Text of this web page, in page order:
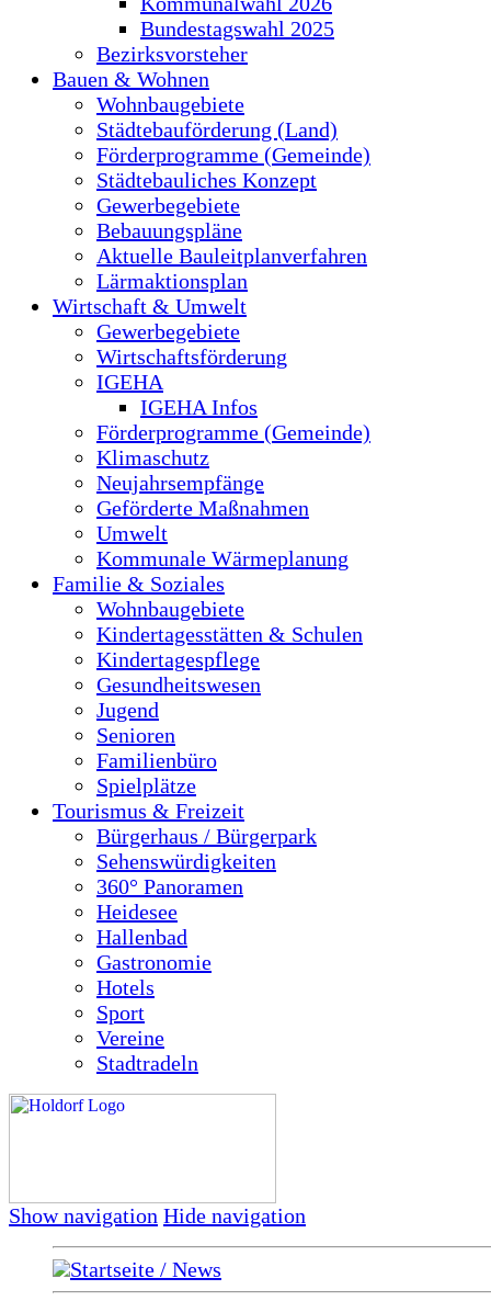
Bundestagswahl 2025
Bezirksvorsteher
Bauen & Wohnen
Wohnbaugebiete
Städtebauförderung (Land)
Förderprogramme (Gemeinde)
Städtebauliches Konzept
Gewerbegebiete
Bebauungspläne
Aktuelle Bauleitplanverfahren
Lärmaktionsplan
Wirtschaft & Umwelt
Gewerbegebiete
Wirtschaftsförderung
IGEHA
IGEHA Infos
Förderprogramme (Gemeinde)
Klimaschutz
Neujahrsempfänge
Geförderte Maßnahmen
Umwelt
Kommunale Wärmeplanung
Familie & Soziales
Wohnbaugebiete
Kindertagesstätten & Schulen
Kindertagespflege
Gesundheitswesen
Jugend
Senioren
Familienbüro
Spielplätze
Tourismus & Freizeit
Bürgerhaus / Bürgerpark
Sehenswürdigkeiten
360° Panoramen
Heidesee
Hallenbad
Gastronomie
Hotels
Sport
Vereine
Stadtradeln
Show navigation Hide navigation
Startseite / News